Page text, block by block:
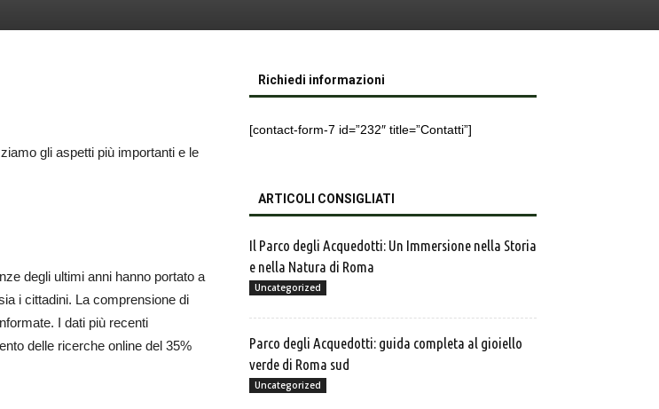
gli aspetti più importanti e le
degli ultimi anni hanno portato a
i cittadini. La comprensione di
I dati più recenti
delle ricerche online del 35%
Richiedi informazioni
[contact-form-7 id=”232″ title=”Contatti”]
ARTICOLI CONSIGLIATI
Il Parco degli Acquedotti: Un Immersione nella Storia
e nella Natura di Roma
Uncategorized
Parco degli Acquedotti: guida completa al gioiello
verde di Roma sud
Uncategorized